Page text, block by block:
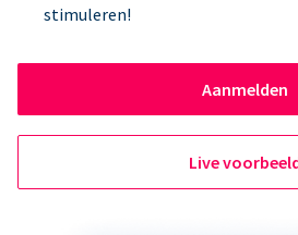
stimuleren!
Aanmelden
Live